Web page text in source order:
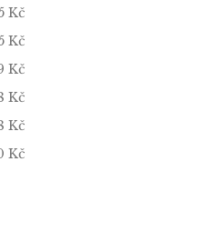
Kč
Kč
Kč
Kč
Kč
Kč